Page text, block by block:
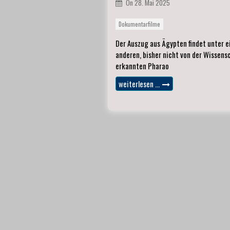
On 28. Mai 2025
Dokumentarfilme
Der Auszug aus Ägypten findet unter
anderen, bisher nicht von der
erkannten Pharao
weiterlesen …